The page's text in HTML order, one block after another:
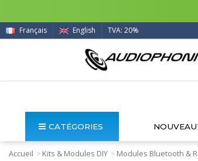
Français English TVA: 20%
CATÉGORIES
Accueil > Kits & Modules DIY > Modules Bluetooth &